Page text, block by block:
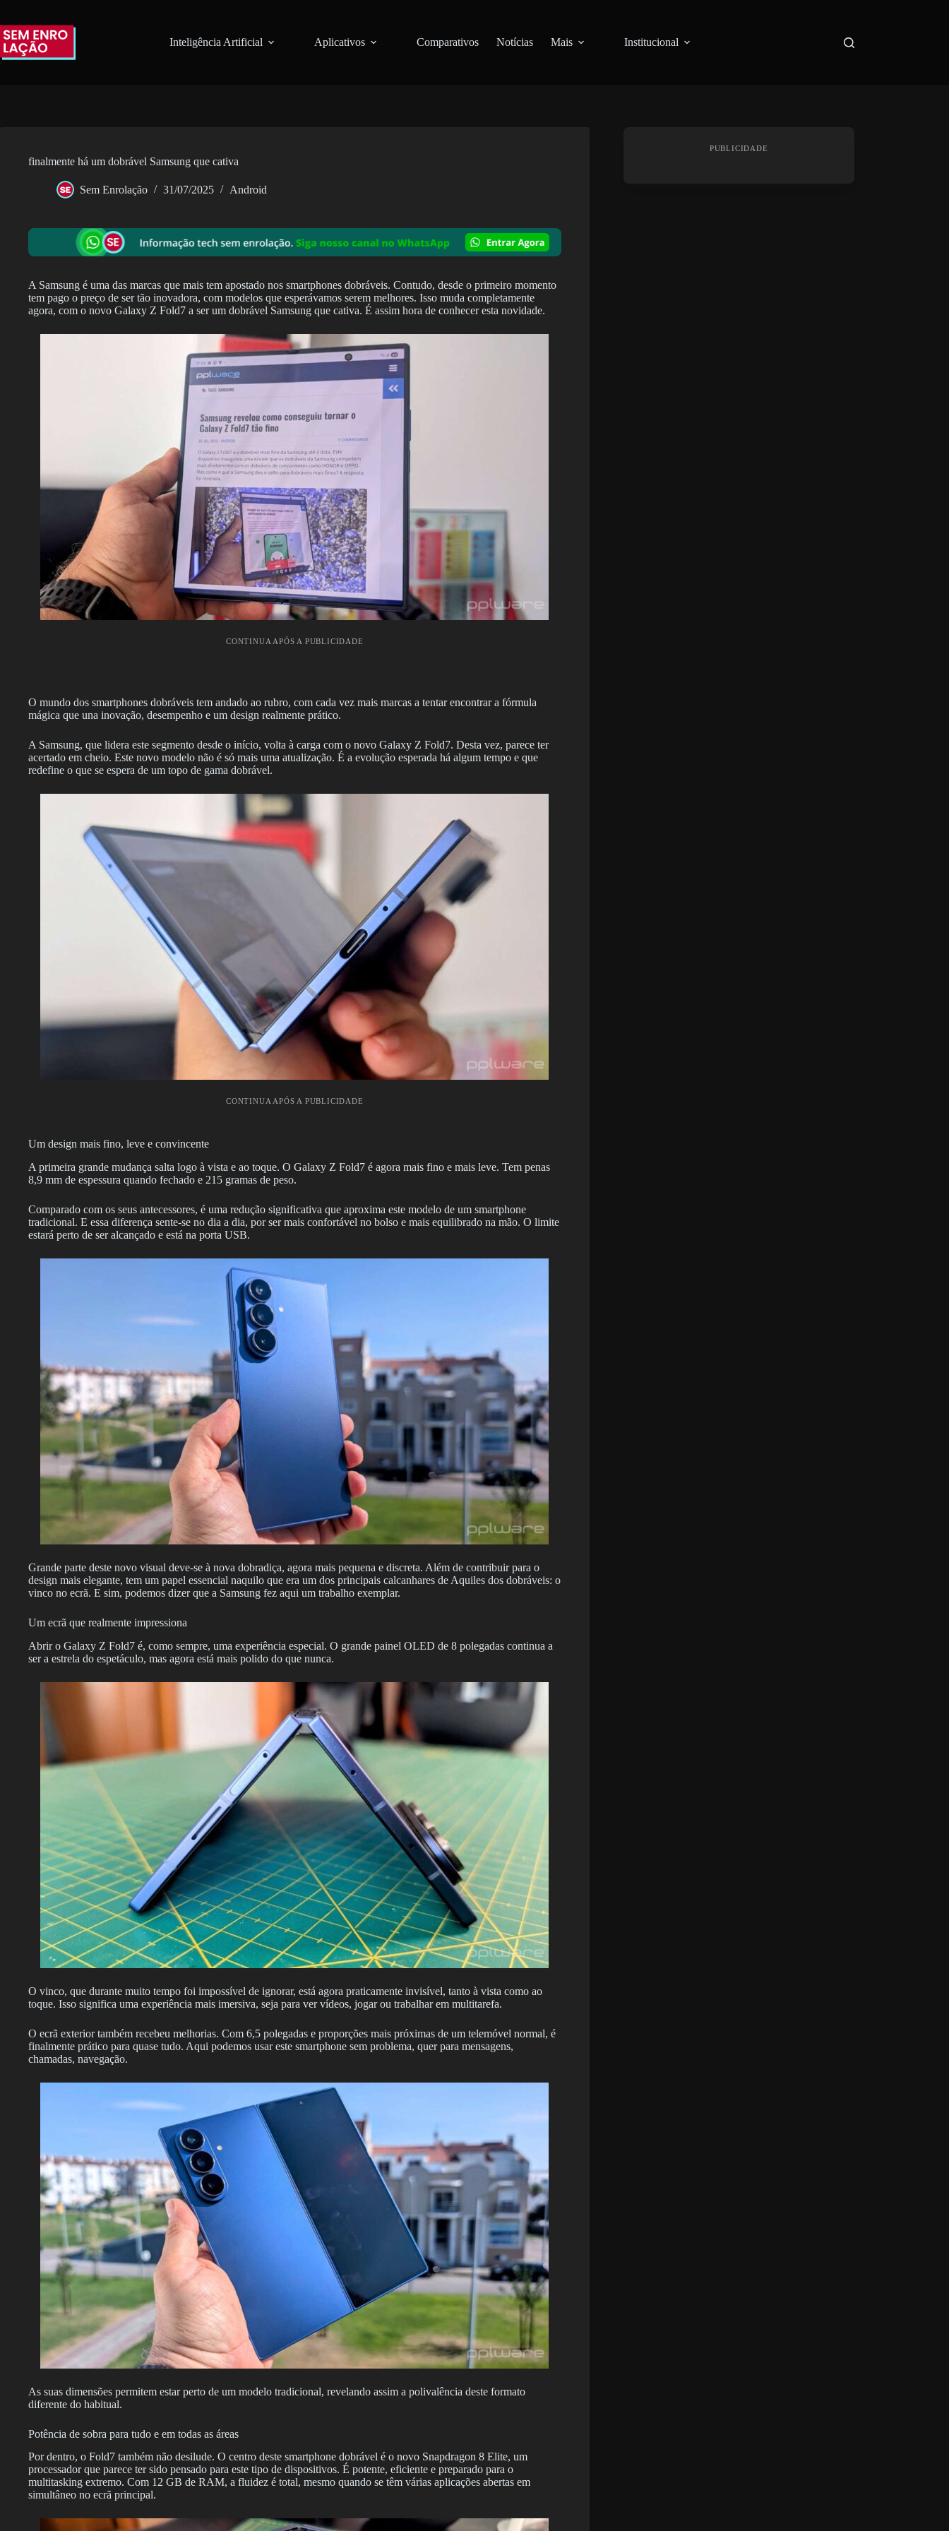
o
conteúdo
Inteligência Artificial Aplicativos Comparativos Notícias Mais Institucional
finalmente há um dobrável Samsung que cativa
Sem Enrolação 31/07/2025 Android
A Samsung é uma das marcas que mais tem apostado nos smartphones dobráveis. Contudo, desde o primeiro momento
tem pago o preço de ser tão inovadora, com modelos que esperávamos serem melhores. Isso muda completamente
agora, com o novo Galaxy Z Fold7 a ser um dobrável Samsung que cativa. É assim hora de conhecer esta novidade.
CONTINUA APÓS A PUBLICIDADE
O mundo dos smartphones dobráveis tem andado ao rubro, com cada vez mais marcas a tentar encontrar a fórmula
mágica que una inovação, desempenho e um design realmente prático.
A Samsung, que lidera este segmento desde o início, volta à carga com o novo Galaxy Z Fold7. Desta vez, parece ter
acertado em cheio. Este novo modelo não é só mais uma atualização. É a evolução esperada há algum tempo e que
redefine o que se espera de um topo de gama dobrável.
CONTINUA APÓS A PUBLICIDADE
Um design mais fino, leve e convincente
A primeira grande mudança salta logo à vista e ao toque. O Galaxy Z Fold7 é agora mais fino e mais leve. Tem penas
8,9 mm de espessura quando fechado e 215 gramas de peso.
Comparado com os seus antecessores, é uma redução significativa que aproxima este modelo de um smartphone
tradicional. E essa diferença sente-se no dia a dia, por ser mais confortável no bolso e mais equilibrado na mão. O limite
estará perto de ser alcançado e está na porta USB.
Grande parte deste novo visual deve-se à nova dobradiça, agora mais pequena e discreta. Além de contribuir para o
design mais elegante, tem um papel essencial naquilo que era um dos principais calcanhares de Aquiles dos dobráveis: o
vinco no ecrã. E sim, podemos dizer que a Samsung fez aqui um trabalho exemplar.
Um ecrã que realmente impressiona
Abrir o Galaxy Z Fold7 é, como sempre, uma experiência especial. O grande painel OLED de 8 polegadas continua a
ser a estrela do espetáculo, mas agora está mais polido do que nunca.
O vinco, que durante muito tempo foi impossível de ignorar, está agora praticamente invisível, tanto à vista como ao
toque. Isso significa uma experiência mais imersiva, seja para ver vídeos, jogar ou trabalhar em multitarefa.
O ecrã exterior também recebeu melhorias. Com 6,5 polegadas e proporções mais próximas de um telemóvel normal, é
finalmente prático para quase tudo. Aqui podemos usar este smartphone sem problema, quer para mensagens,
chamadas, navegação.
As suas dimensões permitem estar perto de um modelo tradicional, revelando assim a polivalência deste formato
diferente do habitual.
Potência de sobra para tudo e em todas as áreas
Por dentro, o Fold7 também não desilude. O centro deste smartphone dobrável é o novo Snapdragon 8 Elite, um
processador que parece ter sido pensado para este tipo de dispositivos. É potente, eficiente e preparado para o
multitasking extremo. Com 12 GB de RAM, a fluidez é total, mesmo quando se têm várias aplicações abertas em
simultâneo no ecrã principal.
PUBLICIDADE